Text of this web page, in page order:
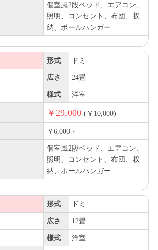
個室風2段ベッド、エアコン、
照明、コンセント、布団、収
納、ポールハンガー
形式 ドミ
広さ 24畳
様式 洋室
￥29,000 (￥10,000)
￥6,000・
個室風2段ベッド、エアコン、
照明、コンセント、布団、収
納、ポールハンガー
形式 ドミ
広さ 12畳
様式 洋室